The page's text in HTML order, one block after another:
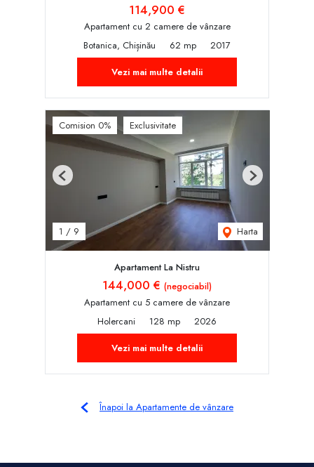
114,900 €
Apartament cu 2 camere de vânzare
Botanica, Chișinău
62 mp
2017
Vezi mai multe detalii
Comision 0% Exclusivitate
1 / 9 Harta
Previous Next
Apartament La Nistru
144,000 € (negociabil)
Apartament cu 5 camere de vânzare
Holercani
128 mp
2026
Vezi mai multe detalii
Înapoi la Apartamente de vânzare